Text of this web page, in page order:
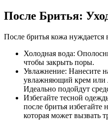
После Бритья:
После бритья кожа нуждается
Холодная вода:
чтобы закрыть поры.
Увлажнение: Нанесите
увлажняющий крем или
Идеально подойдут
Избегайте тесной
после бритья
которая может вызвать